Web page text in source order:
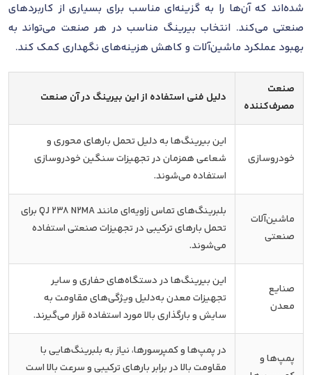
شده‌اند که آن‌ها را به گزینه‌ای مناسب برای بسیاری از کاربردهای
صنعتی می‌کند. انتخاب بیرینگ مناسب در هر صنعت می‌تواند به
بهبود عملکرد ماشین‌آلات و کاهش هزینه‌های نگهداری کمک کند.
صنعت
مصرف‌کننده
دلیل فنی استفاده از این بیرینگ در آن صنعت
خودروسازی
این بیرینگ‌ها به دلیل تحمل بارهای محوری و
شعاعی همزمان در تجهیزات سنگین خودروسازی
استفاده می‌شوند.
ماشین‌آلات
صنعتی
بلبرینگ‌های تماس زاویه‌ای مانند QJ 238 N2MA برای
تحمل بارهای ترکیبی در تجهیزات صنعتی استفاده
می‌شوند.
صنایع
معدن
این بیرینگ‌ها در دستگاه‌های حفاری و سایر
تجهیزات معدن به‌دلیل ویژگی‌های مقاومت به
سایش و بارگذاری بالا مورد استفاده قرار می‌گیرند.
پمپ‌ها و
در پمپ‌ها و کمپرسورها، نیاز به بلبرینگ‌هایی با
مقاومت بالا در برابر بارهای ترکیبی و سرعت بالا است